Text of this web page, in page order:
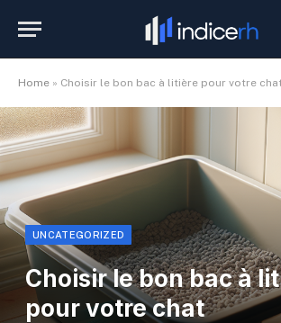
Home » Choisir le bon bac à litière pour votre
UNCATEGORIZED
Choisir le bon bac à
pour votre chat